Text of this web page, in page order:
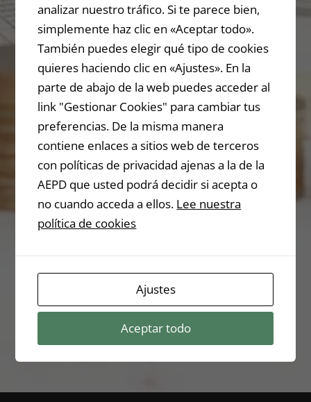
nal 3.500
Images
Bonus
Pack
FOR
FREE
Get the Image Bundle
Pass to open the file:
254234kegh$$mkljedf;rRRR
analizar nuestro tráfico. Si te parece bien,
simplemente haz clic en «Aceptar todo».
También puedes elegir qué tipo de cookies
quieres haciendo clic en «Ajustes». En la
parte de abajo de la web puedes acceder al
link "Gestionar Cookies" para cambiar tus
preferencias. De la misma manera
contiene enlaces a sitios web de terceros
con políticas de privacidad ajenas a la de la
AEPD que usted podrá decidir si acepta o
no cuando acceda a ellos. Lee nuestra
política de cookies
Ajustes
Aceptar todo